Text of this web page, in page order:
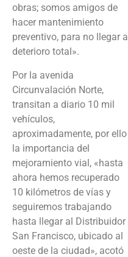
obras; somos amigos de
hacer mantenimiento
preventivo, para no llegar al
deterioro total».
Por la avenida
Circunvalación Norte,
transitan a diario 10 mil
vehículos,
aproximadamente, por ello
la importancia del
mejoramiento vial, «hasta
ahora hemos recuperado
10 kilómetros de vías y
seguiremos trabajando
hasta llegar al Distribuidor
San Francisco, ubicado al
oeste de la ciudad», acotó